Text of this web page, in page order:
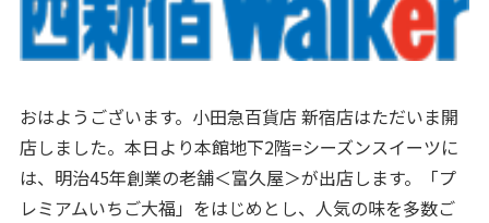
おはようございます。小田急百貨店 新宿店はただいま開
店しました。本日より本館地下2階=シーズンスイーツに
は、明治45年創業の老舗＜富久屋＞が出店します。「プ
レミアムいちご大福」をはじめとし、人気の味を多数ご